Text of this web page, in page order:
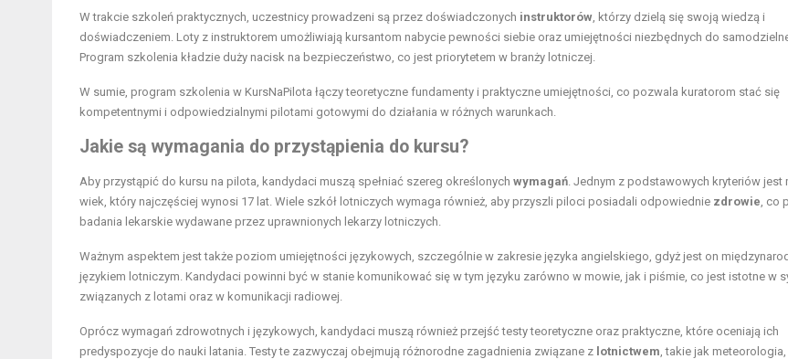
W trakcie szkoleń praktycznych, uczestnicy prowadzeni są przez doświadczonych instruktorów, którzy dzielą się swoją wiedzą i
doświadczeniem. Loty z instruktorem umożliwiają kursantom nabycie pewności siebie oraz umiejętności niezbędnych do
Program szkolenia kładzie duży nacisk na bezpieczeństwo, co jest priorytetem w branży lotniczej.
W sumie, program szkolenia w KursNaPilota łączy teoretyczne fundamenty i praktyczne umiejętności, co pozwala kuratorom stać się
kompetentnymi i odpowiedzialnymi pilotami gotowymi do działania w różnych warunkach.
Jakie są wymagania do przystąpienia do kursu?
Aby przystąpić do kursu na pilota, kandydaci muszą spełniać szereg określonych wymagań. Jednym z podstawowych kryteriów jest
wiek, który najczęściej wynosi 17 lat. Wiele szkół lotniczych wymaga również, aby przyszli piloci posiadali odpowiednie zdrowie, co
badania lekarskie wydawane przez uprawnionych lekarzy lotniczych.
Ważnym aspektem jest także poziom umiejętności językowych, szczególnie w zakresie języka angielskiego, gdyż jest on
językiem lotniczym. Kandydaci powinni być w stanie komunikować się w tym języku zarówno w mowie, jak i piśmie, co jest istotne w
związanych z lotami oraz w komunikacji radiowej.
Oprócz wymagań zdrowotnych i językowych, kandydaci muszą również przejść testy teoretyczne oraz praktyczne, które oceniają ich
predyspozycje do nauki latania. Testy te zazwyczaj obejmują różnorodne zagadnienia związane z lotnictwem, takie jak